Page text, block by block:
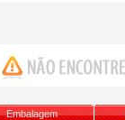
Embalagem